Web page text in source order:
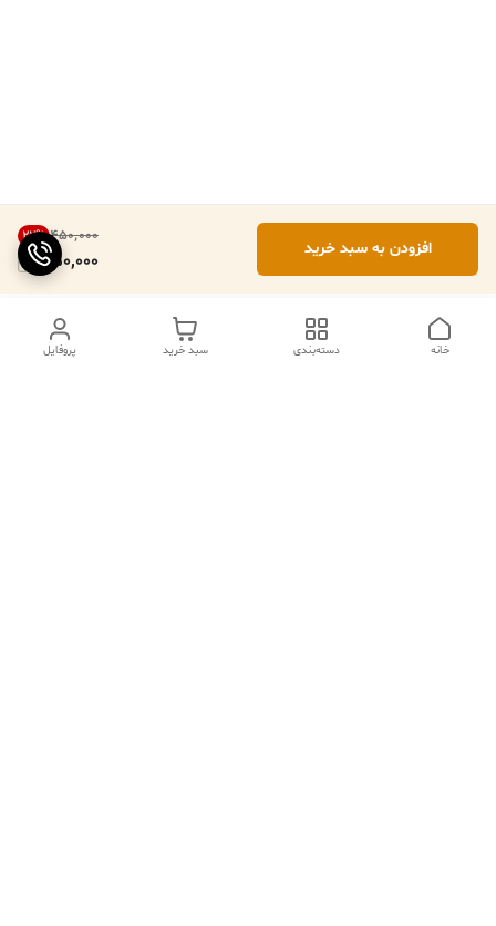
۴۵۰٬۰۰۰ 22%
350,000
افزودن به سبد خرید
پروفایل سبد خرید دسته‌بندی خانه